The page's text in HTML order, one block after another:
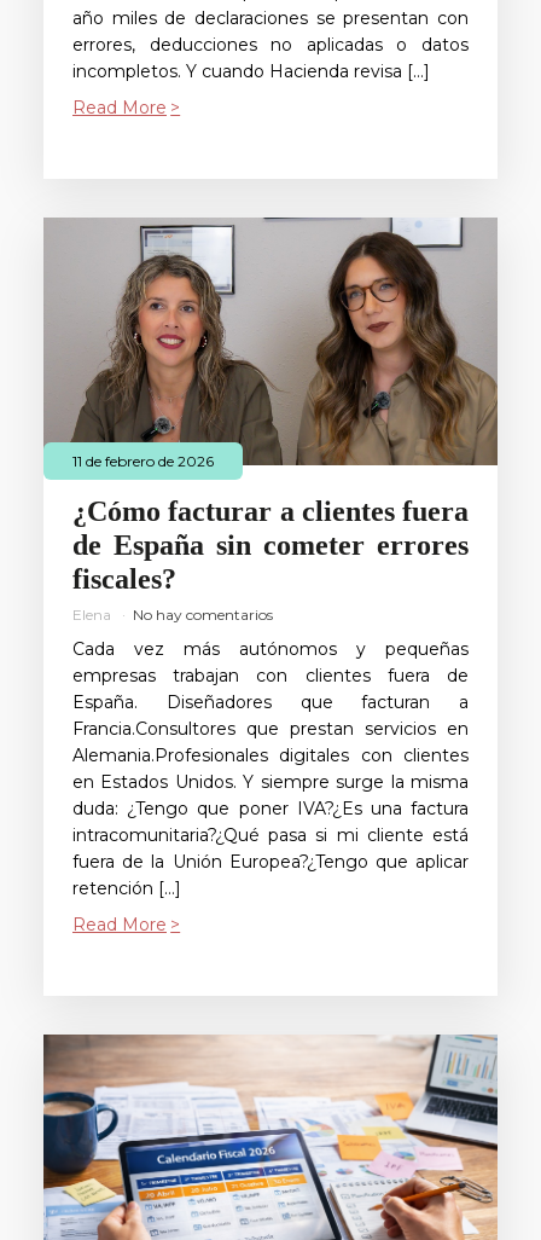
año miles de declaraciones se presentan con
errores, deducciones no aplicadas o datos
incompletos. Y cuando Hacienda revisa […]
Read More
11 de febrero de 2026
¿Cómo facturar a clientes fuera
de España sin cometer errores
fiscales?
Elena No hay comentarios
Cada vez más autónomos y pequeñas
empresas trabajan con clientes fuera de
España. Diseñadores que facturan a
Francia.Consultores que prestan servicios en
Alemania.Profesionales digitales con clientes
en Estados Unidos. Y siempre surge la misma
duda: ¿Tengo que poner IVA?¿Es una factura
intracomunitaria?¿Qué pasa si mi cliente está
fuera de la Unión Europea?¿Tengo que aplicar
retención […]
Read More